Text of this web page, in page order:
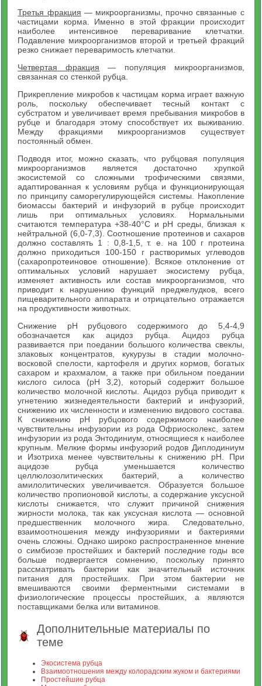
Третья фракция — микроорганизмы, прочно связанные с
частицами корма. Именно в этой фракции происходит
наиболее интенсивное переваривание клетчатки.
Подавление микроорганизмов второй и третьей фракций
резко снижает переваримость клетчатки.
Четвертая фракция — популяция микроорганизмов,
связанная со стенкой рубца.
Прикрепление микробов к частицам корма играет важную
роль, поскольку обеспечивает тесный контакт с
субстратом и увеличивает время пребывания микробов в
рубце и благодаря этому способствует их выживанию.
Между фракциями микроорганизмов существует
постоянный обмен.
Подводя итог, можно сказать, что рубцовая популяция
микроорганизмов является достаточно хрупкой
экосистемой со сложными трофическими связями,
адаптированная к условиям рубца и функционирующая
по принципу саморегулирующейся системы. Накопление
биомассы бактерий и инфузорий в рубце происходит
лишь при оптимальных условиях. Нормальными
считаются температура +38-40°С и pH среды, близкая к
нейтральной (6,0-7,3). Соотношение протеинов и сахаров
должно составлять 1 : 0,8-1,5, т. е. на 100 г протеина
должно приходиться 100-150 г растворимых углеводов
(сахаропротеиновое отношение). Всякое отклонение от
оптимальных условий нарушает экосистему рубца,
изменяет активность или состав микроорганизмов, что
приводит к нарушению функций преджелудков, всего
пищеварительного аппарата и отрицательно отражается
на продуктивности животных.
Снижение pH рубцового содержимого до 5,4-4,9
обозначается как ацидоз рубца. Ацидоз рубца
развивается при поедании большого количества свеклы,
злаковых концентратов, кукурузы в стадии молочно-
восковой спелости, картофеля и других кормов, богатых
сахаром и крахмалом, а также при обильном поедании
кислого силоса (pH 3,2), который содержит большое
количество молочной кислоты. Ацидоз рубца приводит к
угнетению жизнедеятельности бактерий и инфузорий,
снижению их численности и изменению видового состава.
К снижению pH рубцового содержимого наиболее
чувствительны инфузории из рода Офриосколекс, затем
инфузории из рода Энтодиниум, относящиеся к наиболее
крупным. Мелкие формы инфузорий родов Диплодиниум
и Изотриха менее чувствительны к снижению pH. При
ацидозе рубца уменьшается количество
целлюлозолитических бактерий, а количество
амилолитических увеличивается. Образуется большое
количество пропионовой кислоты, а содержание уксусной
кислоты снижается, что служит причиной снижения
жирности молока, так как уксусная кислота — основной
предшественник молочного жира. Следовательно,
взаимоотношения между инфузориями и бактериями
очень сложны. Однако широко распространенное мнение
о симбиозе простейших и бактерий последние годы все
больше подвергается сомнению, поскольку принято
рассматривать бактерии как значительный источник
питания для простейших. При этом бактерии не
вмешиваются своими ферментными системами в
физиологические процессы простейших, а являются
поставщиками белка или витаминов.
Дополнительные материалы по
теме
Экосистема рубца
Взаимоотношения между колорадским жуком и бактериями
Простейшие рубца